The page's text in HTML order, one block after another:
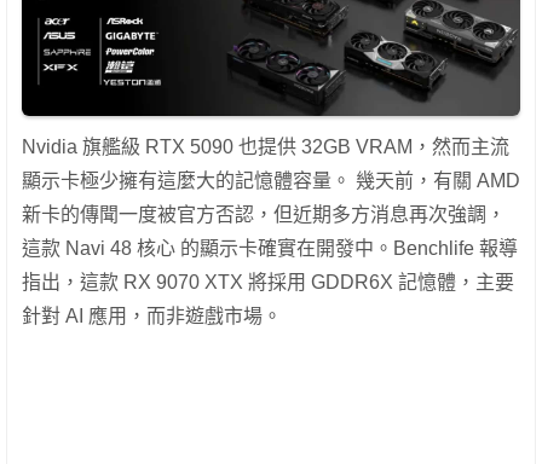
Nvidia 旗艦級 RTX 5090 也提供 32GB VRAM，然而主流
顯示卡極少擁有這麼大的記憶體容量。 幾天前，有關 AMD
新卡的傳聞一度被官方否認，但近期多方消息再次強調，
這款 Navi 48 核心 的顯示卡確實在開發中。Benchlife 報導
指出，這款 RX 9070 XTX 將採用 GDDR6X 記憶體，主要
針對 AI 應用，而非遊戲市場。